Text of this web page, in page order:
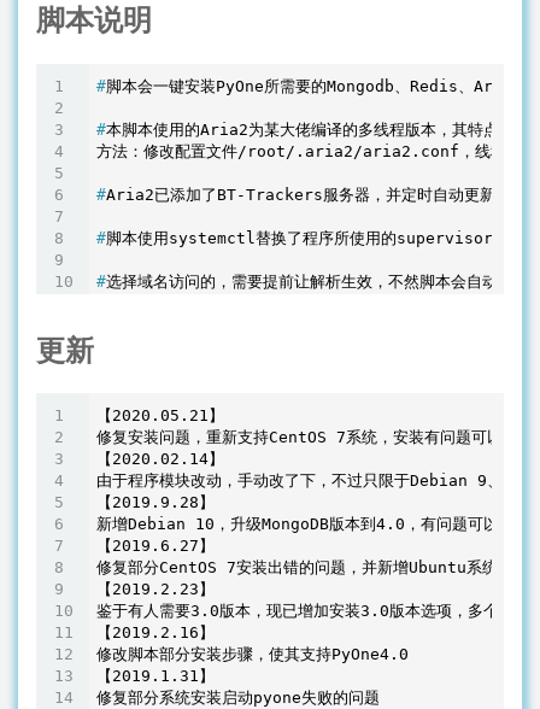
脚本说明
#脚本会一键安装PyOne所需要的Mongodb、Redis、Aria2
#本脚本使用的Aria2为某大佬编译的多线程版本，其特点可以
#Aria2已添加了BT-Trackers服务器，并定时自动更新服务
#脚本使用systemctl替换了程序所使用的supervisord进程守
#选择域名访问的，需要提前让解析生效，不然脚本会自动断
更新
【2020.05.21】
修复安装问题，重新支持CentOS 7系统，安装有问题可以留言
【2020.02.14】
由于程序模块改动，手动改了下，不过只限于Debian 9、
【2019.9.28】
新增Debian 10，升级MongoDB版本到4.0，有问题可以留言
【2019.6.27】
修复部分CentOS 7安装出错的问题，并新增Ubuntu系统
【2019.2.23】
鉴于有人需要3.0版本，现已增加安装3.0版本选项，多个选择
【2019.2.16】
修改脚本部分安装步骤，使其支持PyOne4.0
【2019.1.31】
修复部分系统安装启动pyone失败的问题